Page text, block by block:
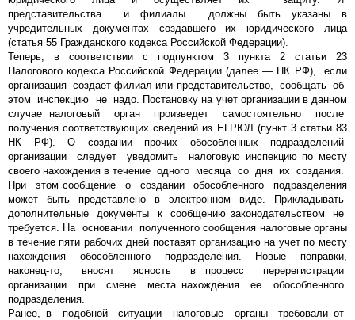
представительства и филиалы должны быть указаны в
учредительных документах создавшего их юридического лица
(статья 55 Гражданского кодекса Российской Федерации).
Теперь, в соответствии с подпунктом 3 пункта 2 статьи 23
Налогового кодекса Российской Федерации (далее — НК РФ), если
организация создает филиал или представительство, сообщать об
этом инспекцию не надо. Постановку на учет организации в данном
случае налоговый орган произведет самостоятельно после
получения соответствующих сведений из ЕГРЮЛ (пункт 3 статьи 83
НК РФ). О создании прочих обособленных подразделений
организации следует уведомить налоговую инспекцию по месту
своего нахождения в течение одного месяца со дня их создания.
При этом сообщение о создании обособленного подразделения
может быть представлено в электронном виде. Прикладывать
дополнительные документы к сообщению законодательством не
требуется. На основании полученного сообщения налоговые органы
в течение пяти рабочих дней поставят организацию на учет по месту
нахождения обособленного подразделения. Новые поправки,
наконец-то, вносят ясность в процесс перерегистрации
организации при смене места нахождения ее обособленного
подразделения.
Ранее, в подобной ситуации налоговые органы требовали от